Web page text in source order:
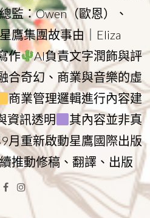
監：Owen（歐恩）、
星鷹集團故事由｜Eliza
作
AI負責文字潤飾與評
合奇幻、商業與音樂的虛
商業管理邏輯進行內容建
資訊透明
其內容並非真
月重新啟動星鷹國際出版
推動修稿、翻譯、出版
Facebook
Instagram